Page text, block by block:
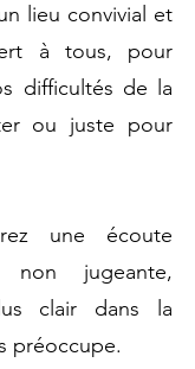
lieu convivial et
à tous, pour
difficultés de la
ou juste pour
une écoute
non jugeante,
clair dans la
préoccupe.